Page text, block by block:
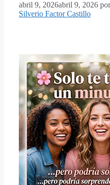
abril 9, 2026abril 9, 2026
Silverio Factor Castillo